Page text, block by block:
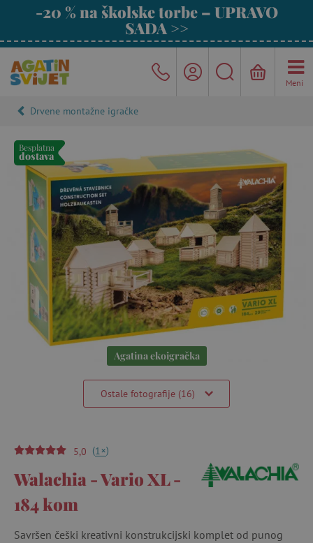
-20 % na školske torbe – UPRAVO
SADA >>
Meni
Drvene montažne igračke
Besplatna
dostava
Agatina ekoigračka
Ostale fotografije (16)
5,0 (1+)
Walachia - Vario XL -
184 kom
Savršen češki kreativni konstrukcijski komplet od punog